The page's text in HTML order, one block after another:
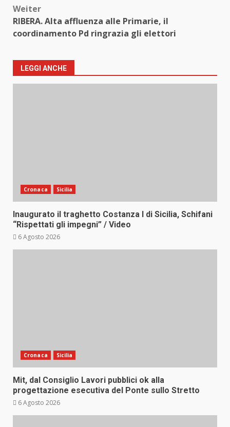
Weiter
RIBERA. Alta affluenza alle Primarie, il
coordinamento Pd ringrazia gli elettori
LEGGI ANCHE
Cronaca Sicilia
Inaugurato il traghetto Costanza I di Sicilia, Schifani
“Rispettati gli impegni” / Video
6 Agosto 2026
Cronaca Sicilia
Mit, dal Consiglio Lavori pubblici ok alla
progettazione esecutiva del Ponte sullo Stretto
6 Agosto 2026